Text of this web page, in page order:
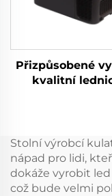
Přizpůsobené
kvalitní
12v Kempovací
Mrazící
Stolní výrobcí
nápad pro lidi,
dokáže vyrobit
což bude velmi